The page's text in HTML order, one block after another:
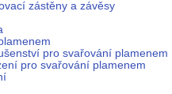
zástěny a závěsy
pro svařování plamenem
pro svařování plamenem